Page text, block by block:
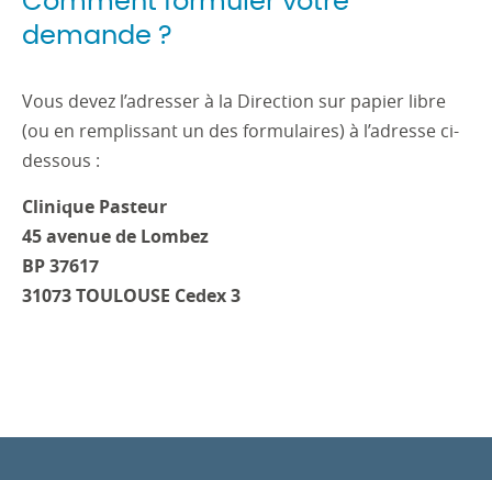
demande ?
Vous devez l’adresser à la Direction sur papier libre
(ou en remplissant un des formulaires) à l’adresse ci-
dessous :
Clinique Pasteur
45 avenue de Lombez
BP 37617
31073 TOULOUSE Cedex 3